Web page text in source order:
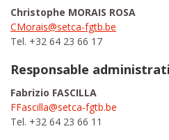
Christophe MORAIS ROSA
CMorais@setca-fgtb.be
Tel. +32 64 23 66 17
Responsable
Fabrizio FASCILLA
FFascilla@setca-fgtb.be
Tel. +32 64 23 66 11